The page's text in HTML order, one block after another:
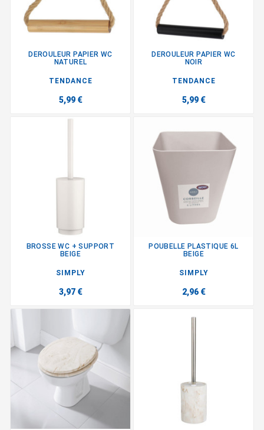
DEROULEUR PAPIER WC
NATUREL
TENDANCE
5,99 €
DEROULEUR PAPIER WC
NOIR
TENDANCE
5,99 €
BROSSE WC + SUPPORT
BEIGE
SIMPLY
3,97 €
POUBELLE PLASTIQUE 6L
BEIGE
SIMPLY
2,96 €